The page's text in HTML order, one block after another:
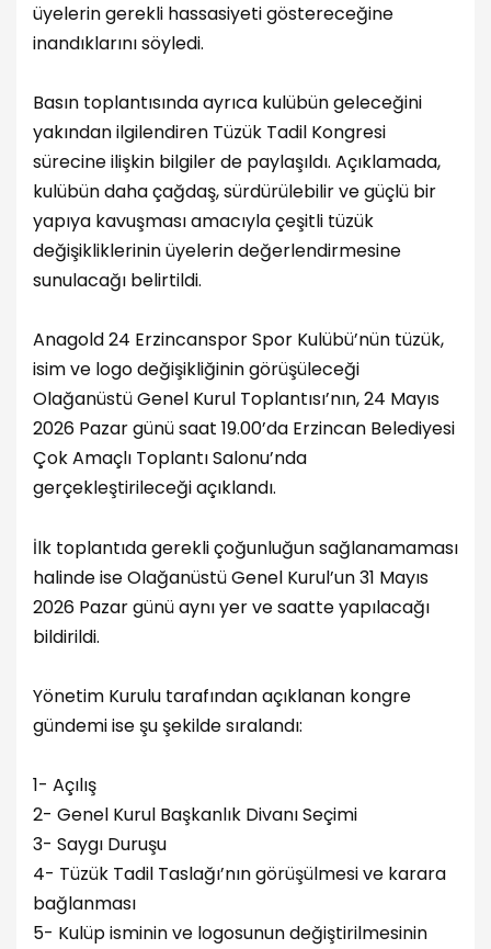
üyelerin gerekli hassasiyeti göstereceğine
inandıklarını söyledi.
Basın toplantısında ayrıca kulübün geleceğini
yakından ilgilendiren Tüzük Tadil Kongresi
sürecine ilişkin bilgiler de paylaşıldı. Açıklamada,
kulübün daha çağdaş, sürdürülebilir ve güçlü bir
yapıya kavuşması amacıyla çeşitli tüzük
değişikliklerinin üyelerin değerlendirmesine
sunulacağı belirtildi.
Anagold 24 Erzincanspor Spor Kulübü’nün tüzük,
isim ve logo değişikliğinin görüşüleceği
Olağanüstü Genel Kurul Toplantısı’nın, 24 Mayıs
2026 Pazar günü saat 19.00’da Erzincan Belediyesi
Çok Amaçlı Toplantı Salonu’nda
gerçekleştirileceği açıklandı.
İlk toplantıda gerekli çoğunluğun sağlanamaması
halinde ise Olağanüstü Genel Kurul’un 31 Mayıs
2026 Pazar günü aynı yer ve saatte yapılacağı
bildirildi.
Yönetim Kurulu tarafından açıklanan kongre
gündemi ise şu şekilde sıralandı:
1- Açılış
2- Genel Kurul Başkanlık Divanı Seçimi
3- Saygı Duruşu
4- Tüzük Tadil Taslağı’nın görüşülmesi ve karara
bağlanması
5- Kulüp isminin ve logosunun değiştirilmesinin